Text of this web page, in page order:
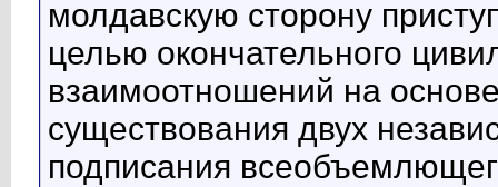
молдавскую сторону
целью окончательного
взаимоотношений на
существования двух
подписания